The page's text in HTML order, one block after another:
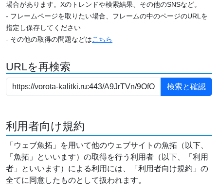
場合があります。Xのトレンドや検索結果、その他のSNSなど。
- フレームページを取りたい場合、フレームの中のページのURLを
指定し保存してください
- その他の取得の問題などはこちら
URLを再検索
利用者向け規約
「ウェブ魚拓」を用いて他のウェブサイトの魚拓（以下、
「魚拓」といいます）の取得を行う利用者（以下、「利用
者」といいます）による利用には、「利用者向け規約」の
全てに同意したものとして扱われます。